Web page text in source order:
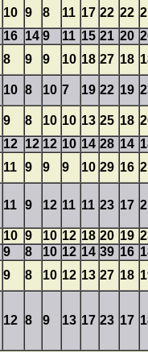
10 9 8 11 17 22 22
16 14 9 11 15 21 20
8 9 9 10 18 27 18
10 8 10 7 19 22 19
9 8 10 10 13 25 18
12 12 12 10 14 28 14
11 9 9 9 10 29 16
11 9 12 11 11 23 17
10 9 10 12 18 20 19
9 8 10 12 14 39 16
9 8 10 12 13 27 18
12 8 9 13 17 23 17